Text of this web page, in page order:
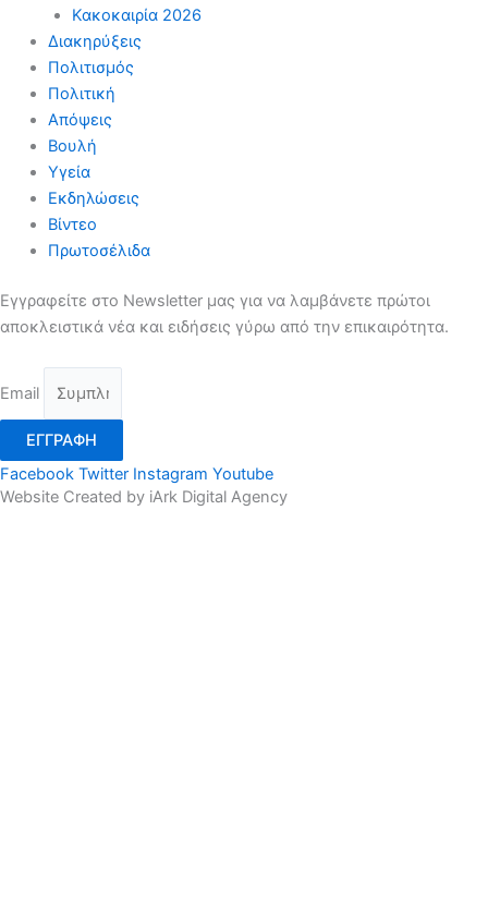
Κακοκαιρία 2026
Διακηρύξεις
Πολιτισμός
Πολιτική
Απόψεις
Βουλή
Υγεία
Εκδηλώσεις
Βίντεο
Πρωτοσέλιδα
Εγγραφείτε στο Newsletter μας για να λαμβάνετε πρώτοι
αποκλειστικά νέα και ειδήσεις γύρω από την επικαιρότητα.
Email
ΕΓΓΡΑΦΗ
Facebook Twitter Instagram Youtube
Website Created by iArk Digital Agency